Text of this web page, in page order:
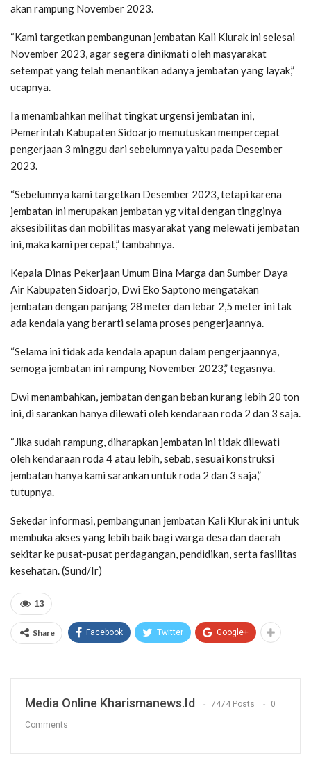
akan rampung November 2023.
“Kami targetkan pembangunan jembatan Kali Klurak ini selesai
November 2023, agar segera dinikmati oleh masyarakat
setempat yang telah menantikan adanya jembatan yang layak,”
ucapnya.
Ia menambahkan melihat tingkat urgensi jembatan ini,
Pemerintah Kabupaten Sidoarjo memutuskan mempercepat
pengerjaan 3 minggu dari sebelumnya yaitu pada Desember
2023.
“Sebelumnya kami targetkan Desember 2023, tetapi karena
jembatan ini merupakan jembatan yg vital dengan tingginya
aksesibilitas dan mobilitas masyarakat yang melewati jembatan
ini, maka kami percepat,” tambahnya.
Kepala Dinas Pekerjaan Umum Bina Marga dan Sumber Daya
Air Kabupaten Sidoarjo, Dwi Eko Saptono mengatakan
jembatan dengan panjang 28 meter dan lebar 2,5 meter ini tak
ada kendala yang berarti selama proses pengerjaannya.
“Selama ini tidak ada kendala apapun dalam pengerjaannya,
semoga jembatan ini rampung November 2023,” tegasnya.
Dwi menambahkan, jembatan dengan beban kurang lebih 20 ton
ini, di sarankan hanya dilewati oleh kendaraan roda 2 dan 3 saja.
“Jika sudah rampung, diharapkan jembatan ini tidak dilewati
oleh kendaraan roda 4 atau lebih, sebab, sesuai konstruksi
jembatan hanya kami sarankan untuk roda 2 dan 3 saja,”
tutupnya.
Sekedar informasi, pembangunan jembatan Kali Klurak ini untuk
membuka akses yang lebih baik bagi warga desa dan daerah
sekitar ke pusat-pusat perdagangan, pendidikan, serta fasilitas
kesehatan. (Sund/Ir)
13
Share Facebook Twitter Google+
Media Online Kharismanews.id 7474 Posts 0
Comments